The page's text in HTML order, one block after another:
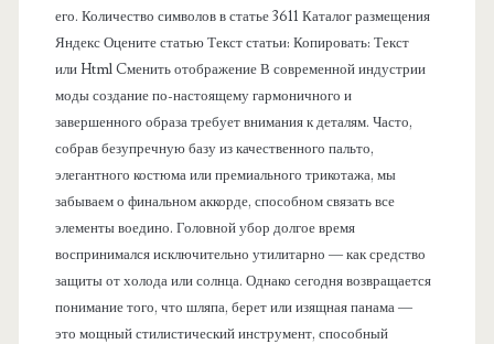
его. Количество символов в статье 3611 Каталог размещения
Яндекс Оцените статью Текст статьи: Копировать: Текст
или Html Cменить отображение В современной индустрии
моды создание по-настоящему гармоничного и
завершенного образа требует внимания к деталям. Часто,
собрав безупречную базу из качественного пальто,
элегантного костюма или премиального трикотажа, мы
забываем о финальном аккорде, способном связать все
элементы воедино. Головной убор долгое время
воспринимался исключительно утилитарно — как средство
защиты от холода или солнца. Однако сегодня возвращается
понимание того, что шляпа, берет или изящная панама —
это мощный стилистический инструмент, способный